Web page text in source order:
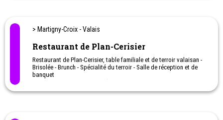
1ère à 11ème Harmos. Apprentissage - Post-obligatoire
Ateliers en ligne pour aider les parents à soutenir leurs enfants à
> Martigny-Croix - Valais
Restaurant de Plan-Cerisier
Restaurant de Plan-Cerisier, table familiale et de terroir valaisan -
Brisolée - Brunch - Spécialité du terroir - Salle de réception et de
banquet
demande).